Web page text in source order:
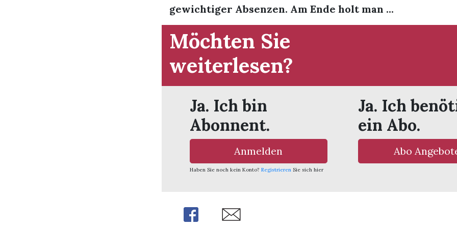
gewichtiger Absenzen. Am Ende holt man ...
Möchten Sie
weiterlesen?
Ja. Ich bin
Abonnent.
Anmelden
Haben Sie noch kein Konto? Registrieren Sie sich hier
Ja. Ich
ein Abo.
Abo
Share Share